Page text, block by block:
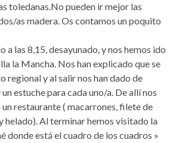
toledanas.No pueden ir mejor las
as madera. Os contamos un poquito
a las 8,15, desayunado, y nos hemos ido
la Mancha. Nos han explicado que se
regional y al salir nos han dado de
estuche para cada uno/a. De allí nos
restaurante ( macarrones, filete de
helado). Al terminar hemos visitado la
donde está el cuadro de los cuadros »